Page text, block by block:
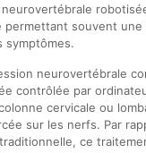
permettant souvent une
symptômes.
neurovertébrale
contrôlée par
cervicale ou
sur les nerfs. Par
ce